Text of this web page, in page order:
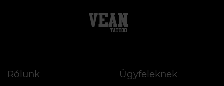
Rólunk Ügyfeleknek